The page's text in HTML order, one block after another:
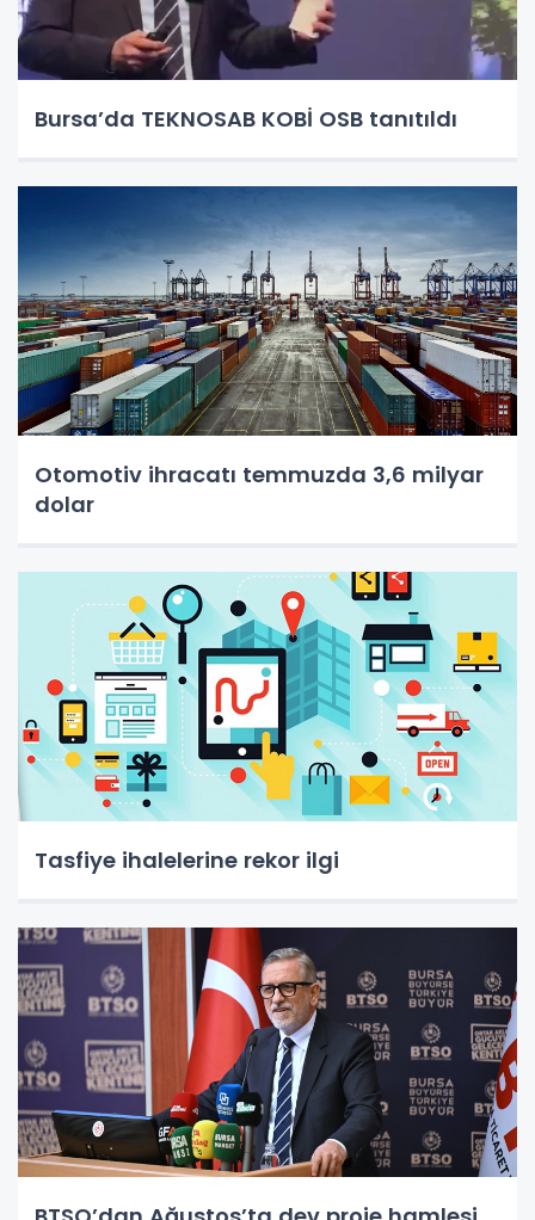
Bursa’da TEKNOSAB KOBİ OSB tanıtıldı
Otomotiv ihracatı temmuzda 3,6 milyar
dolar
Tasfiye ihalelerine rekor ilgi